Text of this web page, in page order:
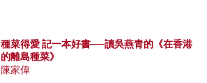
種菜得愛 記一本好書──讀吳燕青的《在香港
的離島種菜》
陳家偉